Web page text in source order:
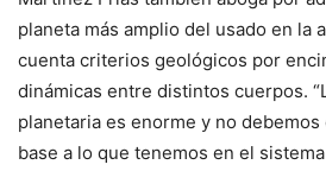
planeta más amplio del usado en la
cuenta criterios geológicos por
dinámicas entre distintos cuerpos.
planetaria es enorme y no
base a lo que tenemos en el